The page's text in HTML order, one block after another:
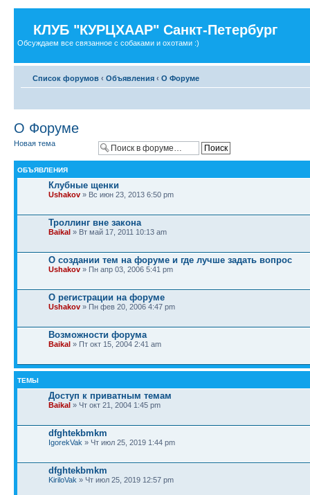
КЛУБ "КУРЦХААР" Санкт-Петербург
Обсуждаем все связанное с собаками и охотами :)
Список форумов ‹ Объявления ‹ О Форуме
О Форуме
Новая тема
ОБЪЯВЛЕНИЯ
Клубные щенки
Ushakov » Вс июн 23, 2013 6:50 pm
Троллинг вне закона
Baikal » Вт май 17, 2011 10:13 am
О создании тем на форуме и где лучше задать вопрос
Ushakov » Пн апр 03, 2006 5:41 pm
О регистрации на форуме
Ushakov » Пн фев 20, 2006 4:47 pm
Возможности форума
Baikal » Пт окт 15, 2004 2:41 am
ТЕМЫ
Доступ к приватным темам
Baikal » Чт окт 21, 2004 1:45 pm
dfghtekbmkm
IgorekVak » Чт июл 25, 2019 1:44 pm
dfghtekbmkm
KiriloVak » Чт июл 25, 2019 12:57 pm